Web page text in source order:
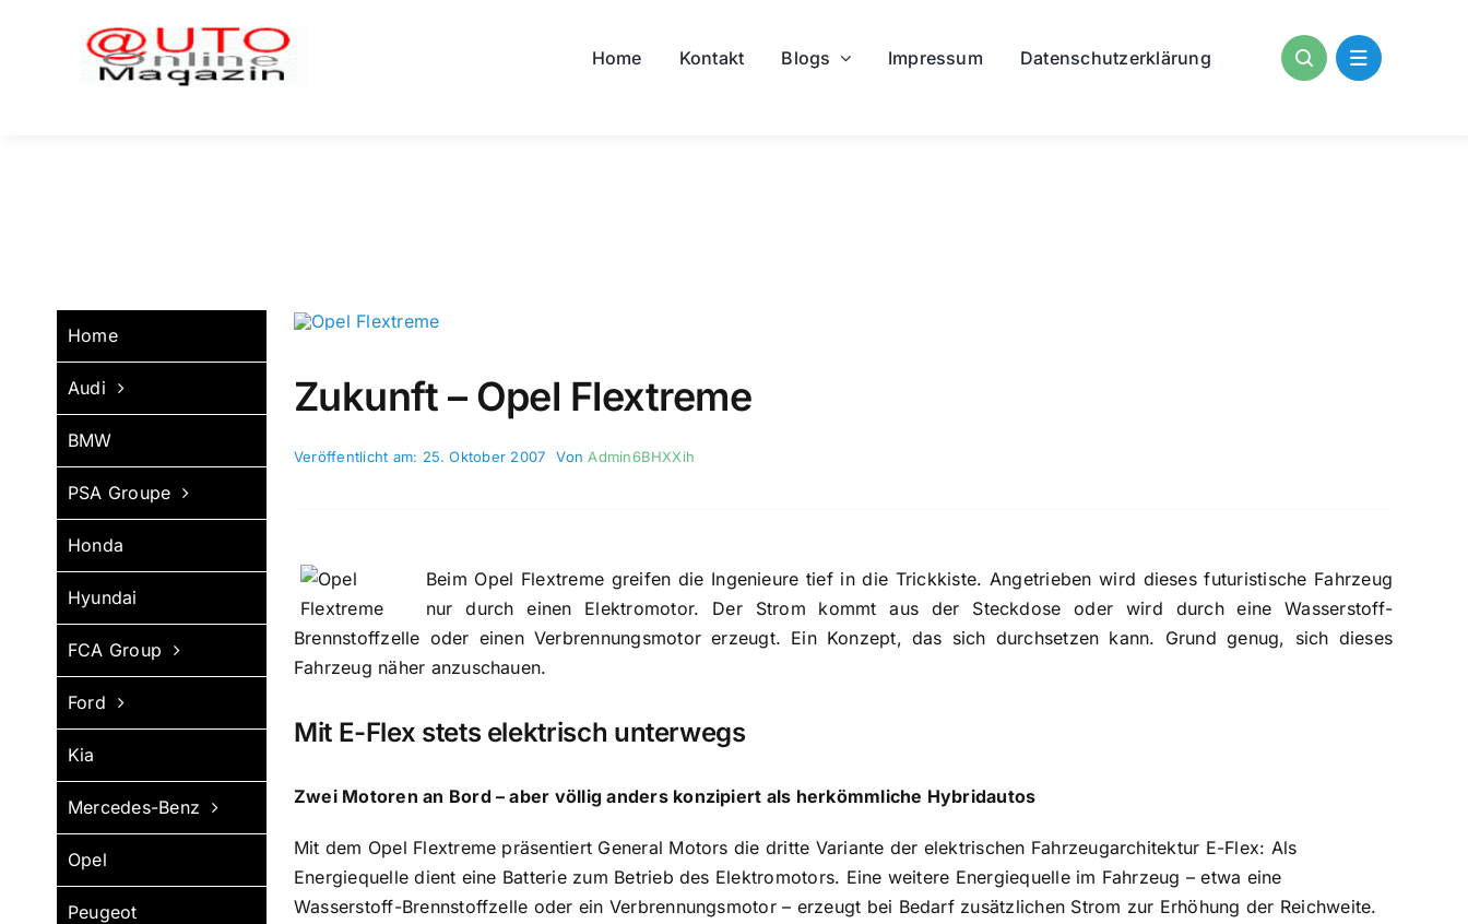
Home Kontakt Blogs Impressum Datenschutzerklärung
Home
Audi
BMW
PSA Groupe
Honda
Hyundai
FCA Group
Ford
Kia
Mercedes-Benz
Opel
Peugeot
Zukunft – Opel Flextreme
Veröffentlicht am: 25. Oktober 2007 Von Admin6BHXXih
Beim Opel Flextreme greifen die Ingenieure tief in die Trickkiste. Angetrieben wird dieses futuristische Fahrzeug
nur durch einen Elektromotor. Der Strom kommt aus der Steckdose oder wird durch eine Wasserstoff-
Brennstoffzelle oder einen Verbrennungsmotor erzeugt. Ein Konzept, das sich durchsetzen kann. Grund genug, sich dieses
Fahrzeug näher anzuschauen.
Mit E-Flex stets elektrisch unterwegs
Zwei Motoren an Bord – aber völlig anders konzipiert als herkömmliche Hybridautos
Mit dem Opel Flextreme präsentiert General Motors die dritte Variante der elektrischen Fahrzeugarchitektur E-Flex: Als
Energiequelle dient eine Batterie zum Betrieb des Elektromotors. Eine weitere Energiequelle im Fahrzeug – etwa eine
Wasserstoff-Brennstoffzelle oder ein Verbrennungsmotor – erzeugt bei Bedarf zusätzlichen Strom zur Erhöhung der Reichweite.